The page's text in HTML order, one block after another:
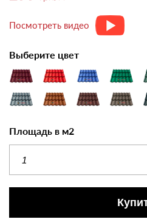
Посмотреть видео
Выберите цвет
Площадь в м2